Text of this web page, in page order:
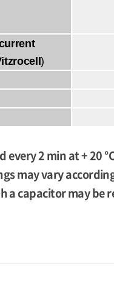
)
2 min at + 20
may vary
capacitor may be